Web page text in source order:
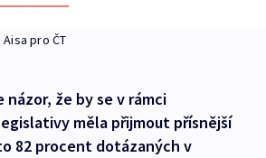
pro ČT
názor, že by se v rámci
měla přijmout přísnější
82 procent dotázaných v